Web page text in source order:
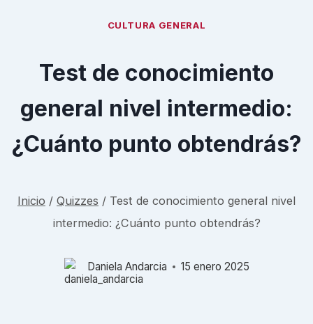
CULTURA GENERAL
Test de conocimiento
general nivel intermedio:
¿Cuánto punto obtendrás?
Inicio / Quizzes / Test de conocimiento general nivel
intermedio: ¿Cuánto punto obtendrás?
Daniela Andarcia 15 enero 2025